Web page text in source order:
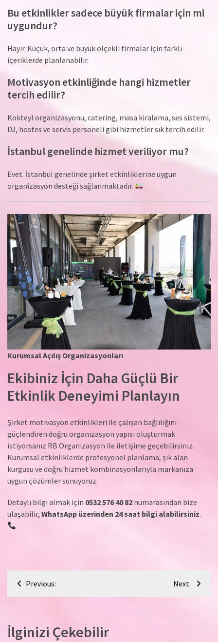
Bu etkinlikler sadece büyük firmalar için mi
uygundur?
Hayır. Küçük, orta ve büyük ölçekli firmalar için farklı
içeriklerde planlanabilir.
Motivasyon etkinliğinde hangi hizmetler
tercih edilir?
Kokteyl organizasyonu, catering, masa kiralama, ses sistemi,
DJ, hostes ve servis personeli gibi hizmetler sık tercih edilir.
İstanbul genelinde hizmet veriliyor mu?
Evet. İstanbul genelinde şirket etkinliklerine uygun
organizasyon desteği sağlanmaktadır.
Kurumsal Açılış Organizasyonları
Ekibiniz İçin Daha Güçlü Bir
Etkinlik Deneyimi Planlayın
Şirket motivasyon etkinlikleri ile çalışan bağlılığını
güçlendiren doğru organizasyon yapısı oluşturmak
istiyorsanız RB Organizasyon ile iletişime geçebilirsiniz.
Kurumsal etkinliklerde profesyonel planlama, şık alan
kurgusu ve doğru hizmet kombinasyonlarıyla markanıza
uygun çözümler sunuyoruz.
Detaylı bilgi almak için 0532 576 40 82 numarasından bize
ulaşabilir, WhatsApp üzerinden 24 saat bilgi alabilirsiniz.
Yazı
gezinmesi
Previous: Next:
İlginizi Çekebilir